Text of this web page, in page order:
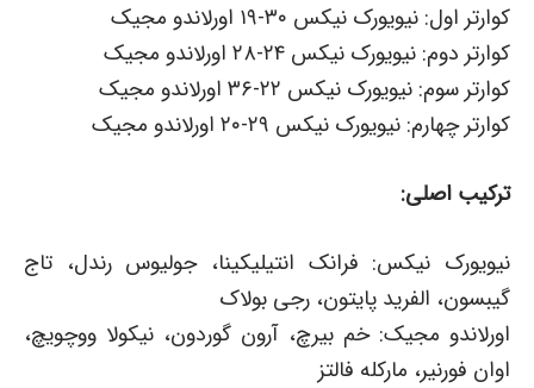
کوارتر اول: نیویورک نیکس ۳۰-۱۹ اورلاندو مجیک
کوارتر دوم: نیویورک نیکس ۲۴-۲۸ اورلاندو مجیک
کوارتر سوم: نیویورک نیکس ۲۲-۳۶ اورلاندو مجیک
کوارتر چهارم: نیویورک نیکس ۲۹-۲۰ اورلاندو مجیک
ترکیب اصلی:
نیویورک نیکس: فرانک انتیلیکینا، جولیوس رندل، تاج
گیبسون، الفرید پایتون، رجی بولاک
اورلاندو مجیک: خم بیرچ، آرون گوردون، نیکولا ووچویچ،
اوان فورنیر، مارکله فالتز